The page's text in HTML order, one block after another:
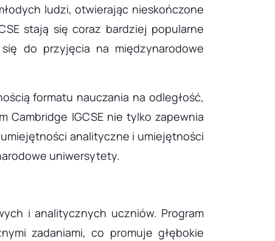
ludzi, otwierając nieskończone
stają się coraz bardziej popularne
do przyjęcia na międzynarodowe
formatu nauczania na odległość,
IGCSE nie tylko zapewnia
analityczne i umiejętności
uniwersytety.
i analitycznych uczniów. Program
zadaniami, co promuje głębokie